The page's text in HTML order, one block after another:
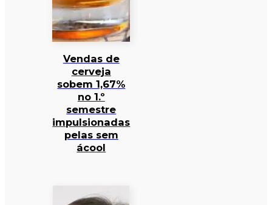
Vendas de
cerveja
sobem 1,67%
no 1.º
semestre
impulsionadas
pelas sem
ácool